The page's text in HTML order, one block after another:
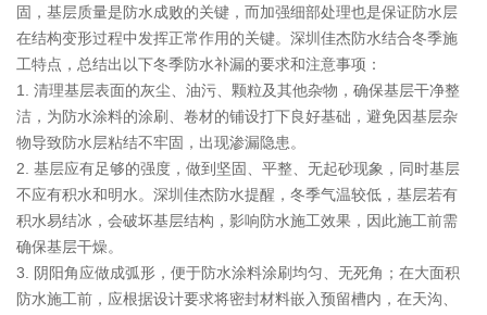
固，基层质量是防水成败的关键，而加强细部处理也是保证防水层
在结构变形过程中发挥正常作用的关键。深圳佳杰防水结合冬季施
工特点，总结出以下冬季防水补漏的要求和注意事项：
1. 清理基层表面的灰尘、油污、颗粒及其他杂物，确保基层干净整
洁，为防水涂料的涂刷、卷材的铺设打下良好基础，避免因基层杂
物导致防水层粘结不牢固，出现渗漏隐患。
2. 基层应有足够的强度，做到坚固、平整、无起砂现象，同时基层
不应有积水和明水。深圳佳杰防水提醒，冬季气温较低，基层若有
积水易结冰，会破坏基层结构，影响防水施工效果，因此施工前需
确保基层干燥。
3. 阴阳角应做成弧形，便于防水涂料涂刷均匀、无死角；在大面积
防水施工前，应根据设计要求将密封材料嵌入预留槽内，在天沟、